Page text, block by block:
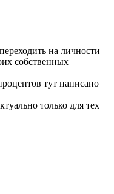
на личности
собственных
тут написано
только для тех